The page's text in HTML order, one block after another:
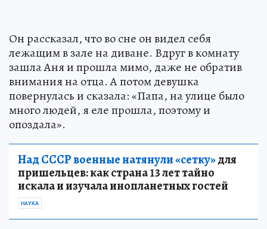
Он рассказал, что во сне он видел себя
лежащим в зале на диване. Вдруг в комнату
зашла Аня и прошла мимо, даже не обратив
внимания на отца. А потом девушка
повернулась и сказала: «Папа, на улице было
много людей, я еле прошла, поэтому и
опоздала».
Над СССР военные натянули «сетку»для
пришельцев: как страна 13 лет тайно
искала и изучала инопланетных гостей
НАУКА